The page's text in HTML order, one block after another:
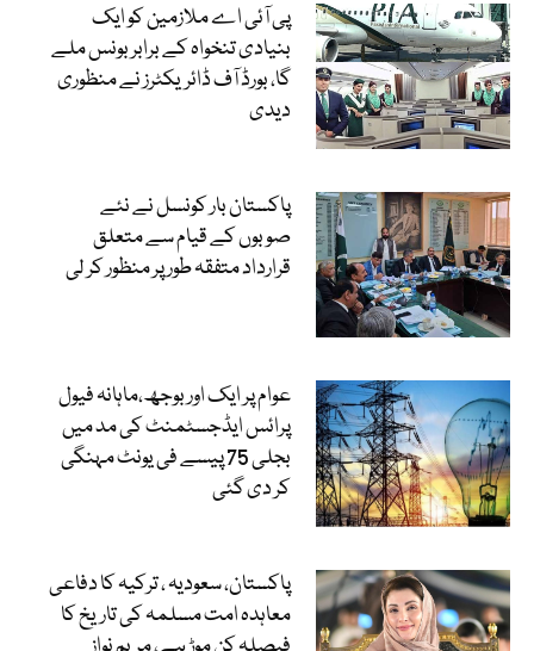
پی آئی اے ملازمین کو ایک
بنیادی تنخواہ کے برابر بونس ملے
گا، بورڈ آف ڈائریکٹرز نے منظوری
دیدی
پاکستان بار کونسل نے نئے
صوبوں کے قیام سے متعلق
قرارداد متفقہ طور پر منظور کر لی
عوام پر ایک اور بوجھ،ماہانہ فیول
پرائس ایڈجسٹمنٹ کی مد میں
بجلی 75 پیسے فی یونٹ مہنگی
کر دی گئی
پاکستان، سعودیہ ، ترکیہ کا دفاعی
معاہدہ امت مسلمہ کی تاریخ کا